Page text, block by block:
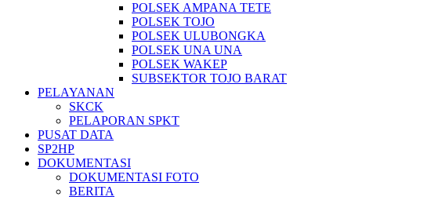
POLSEK AMPANA TETE
POLSEK TOJO
POLSEK ULUBONGKA
POLSEK UNA UNA
POLSEK WAKEP
SUBSEKTOR TOJO BARAT
PELAYANAN
SKCK
PELAPORAN SPKT
PUSAT DATA
SP2HP
DOKUMENTASI
DOKUMENTASI FOTO
BERITA